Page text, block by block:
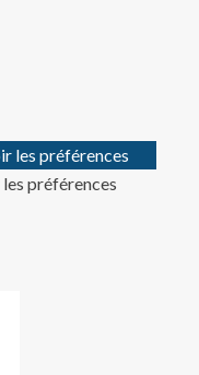
les préférences
préférences